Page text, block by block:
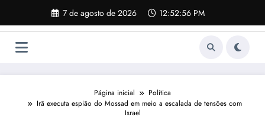
o
7 de agosto de 2026 12:52:57 PM
Página inicial
Política
Irã executa espião do Mossad em meio a escalada de tensões com
Israel